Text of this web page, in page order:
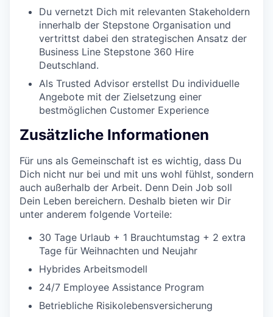
Du vernetzt Dich mit relevanten Stakeholdern
innerhalb der Stepstone Organisation und
vertrittst dabei den strategischen Ansatz der
Business Line Stepstone 360 Hire
Deutschland.
Als Trusted Advisor erstellst Du individuelle
Angebote mit der Zielsetzung einer
bestmöglichen Customer Experience
Zusätzliche Informationen
Für uns als Gemeinschaft ist es wichtig, dass Du
Dich nicht nur bei und mit uns wohl fühlst, sondern
auch außerhalb der Arbeit. Denn Dein Job soll
Dein Leben bereichern. Deshalb bieten wir Dir
unter anderem folgende Vorteile:
30 Tage Urlaub + 1 Brauchtumstag + 2 extra
Tage für Weihnachten und Neujahr
Hybrides Arbeitsmodell
24/7 Employee Assistance Program
Betriebliche Risikolebensversicherung